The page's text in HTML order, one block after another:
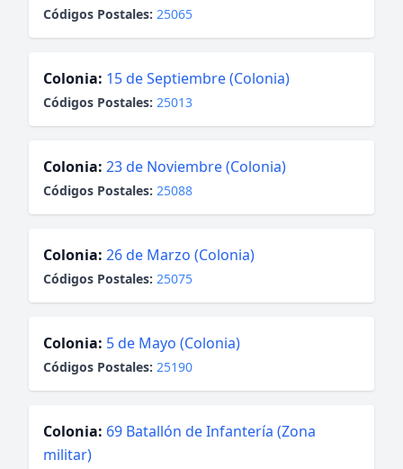
Códigos Postales: 25065
Colonia: 15 de Septiembre (Colonia)
Códigos Postales: 25013
Colonia: 23 de Noviembre (Colonia)
Códigos Postales: 25088
Colonia: 26 de Marzo (Colonia)
Códigos Postales: 25075
Colonia: 5 de Mayo (Colonia)
Códigos Postales: 25190
Colonia: 69 Batallón de Infantería (Zona
militar)